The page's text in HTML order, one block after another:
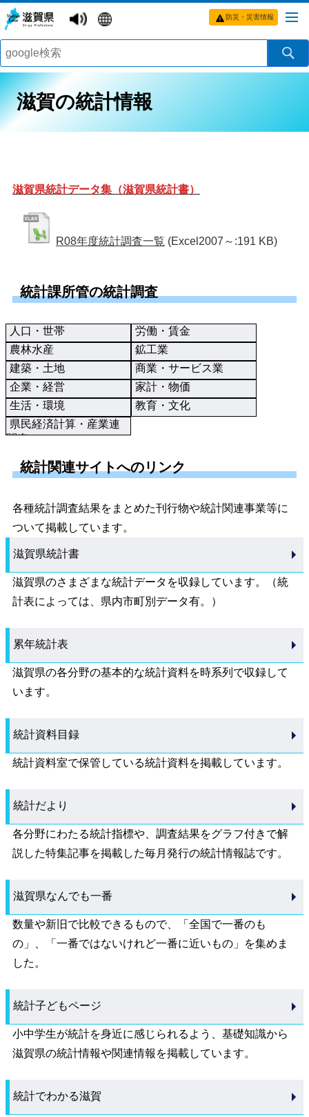
防災・災害情報
滋賀の統計情報
滋賀県統計データ集（滋賀県統計書）
R08年度統計調査一覧 (Excel2007～:191 KB)
統計課所管の統計調査
人口・世帯
労働・賃金
農林水産
鉱工業
建築・土地
商業・サービス業
企業・経営
家計・物価
生活・環境
教育・文化
県民経済計算・産業連
関表
統計関連サイトへのリンク
各種統計調査結果をまとめた刊行物や統計関連事業等に
ついて掲載しています。
滋賀県統計書
滋賀県のさまざまな統計データを収録しています。（統
計表によっては、県内市町別データ有。）
累年統計表
滋賀県の各分野の基本的な統計資料を時系列で収録して
います。
統計資料目録
統計資料室で保管している統計資料を掲載しています。
統計だより
各分野にわたる統計指標や、調査結果をグラフ付きで解
説した特集記事を掲載した毎月発行の統計情報誌です。
滋賀県なんでも一番
数量や新旧で比較できるもので、「全国で一番のも
の」、「一番ではないけれど一番に近いもの」を集めま
した。
統計子どもページ
小中学生が統計を身近に感じられるよう、基礎知識から
滋賀県の統計情報や関連情報を掲載しています。
統計でわかる滋賀